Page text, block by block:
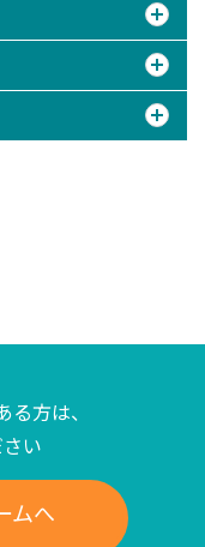
方は、
い
ムへ